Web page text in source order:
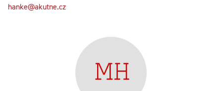
hanke@akutne.cz